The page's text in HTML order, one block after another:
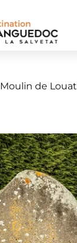
de Louat